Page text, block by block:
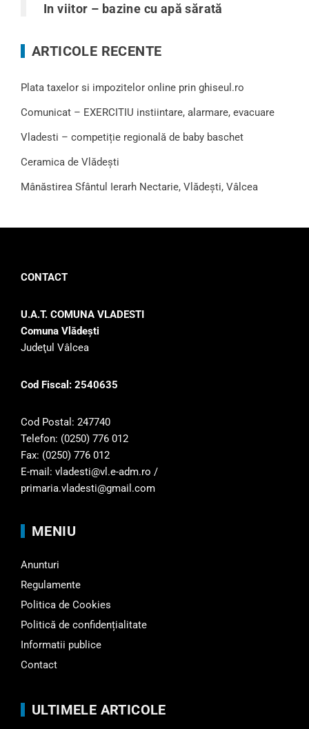
In viitor – bazine cu apă sărată
ARTICOLE RECENTE
Plata taxelor si impozitelor online prin ghiseul.ro
Comunicat – EXERCITIU instiintare, alarmare, evacuare
Vladesti – competiție regională de baby baschet
Ceramica de Vlădești
Mânăstirea Sfântul Ierarh Nectarie, Vlădești, Vâlcea
CONTACT
U.A.T. COMUNA VLADESTI
Comuna Vlădeşti
Judeţul Vâlcea
Cod Fiscal: 2540635
Cod Postal: 247740
Telefon: (0250) 776 012
Fax: (0250) 776 012
E-mail: vladesti@vl.e-adm.ro /
primaria.vladesti@gmail.com
MENIU
Anunturi
Regulamente
Politica de Cookies
Politică de confidențialitate
Informatii publice
Contact
ULTIMELE ARTICOLE